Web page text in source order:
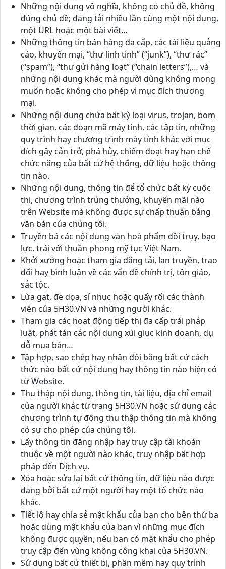
Những nội dung vô nghĩa, không có chủ đề, không
đúng chủ đề; đăng tải nhiều lần cùng một nội dung,
một URL hoặc một bài viết…
Những thông tin bán hàng đa cấp, các tài liệu quảng
cáo, khuyến mại, “thư linh tinh” (“junk”), “thư rác”
(“spam”), “thư gửi hàng loạt” (“chain letters”),… và
những nội dung khác mà người dùng không mong
muốn hoặc không cho phép vì mục đích thương
mại.
Những nội dung chứa bất kỳ loại virus, trojan, bom
thời gian, các đoạn mã máy tính, các tập tin, những
quy trình hay chương trình máy tính khác với mục
đích gây cản trở, phá hủy, chiếm đoạt hay hạn chế
chức năng của bất cứ hệ thống, dữ liệu hoặc thông
tin nào.
Những nội dung, thông tin để tổ chức bất kỳ cuộc
thi, chương trình trúng thưởng, khuyến mãi nào
trên Website mà không được sự chấp thuận bằng
văn bản của chúng tôi.
Truyền bá các nội dung văn hoá phẩm đồi trụy, bạo
lực, trái với thuần phong mỹ tục Việt Nam.
Khởi xướng hoặc tham gia đăng tải, lan truyền, trao
đổi hay bình luận về các vấn đề chính trị, tôn giáo,
sắc tộc.
Lừa gạt, đe dọa, sỉ nhục hoặc quấy rối các thành
viên của 5H30.VN và những người khác.
Tham gia các hoạt động tiếp thị đa cấp trái pháp
luật, phát tán các nội dung xúi giục kinh doanh, dụ
dỗ mua bán…
Tập hợp, sao chép hay nhân đôi bằng bất cứ cách
thức nào bất cứ nội dung hay thông tin nào hiện có
từ Website.
Thu thập nội dung, thông tin, tài liệu, địa chỉ email
của người khác từ trang 5H30.VN hoặc sử dụng các
chương trình tự động thu thập thông tin mà không
có sự cho phép của chúng tôi.
Lấy thông tin đăng nhập hay truy cập tài khoản
thuộc về một người nào khác, truy nhập bất hợp
pháp đến Dịch vụ.
Xóa hoặc sửa lại bất cứ thông tin, dữ liệu nào được
đăng bởi bất cứ một người hay một tổ chức nào
khác.
Tiết lộ hay chia sẻ mật khẩu của bạn cho bên thứ ba
hoặc dùng mật khẩu của bạn vì những mục đích
không được quyền, nếu bạn có mật khẩu cho phép
truy cập đến vùng không công khai của 5H30.VN.
Sử dụng bất cứ thiết bị, phần mềm hay quy trình